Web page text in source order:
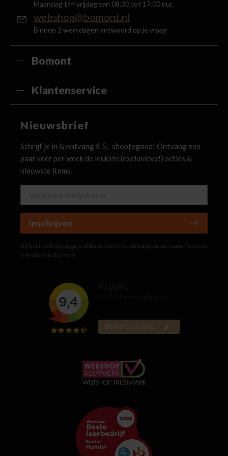
Maandag t/m vrijdag van 08.30 tot 17.00 uur.
webshop@bomont.nl
Binnen 2 werkdagen antwoord op je vraag
Bomont
Klantenservice
Nieuwsbrief
Schrijf je in & ontvang € 5,- shoptegoed! Ontvang een
paar keer per week de leukste (exclusieve!) acties &
nieuwste items.
Inschrijven
Bij het inschrijven ga je akkoord met het ontvangen van commerciële
e-mails van Bomont.